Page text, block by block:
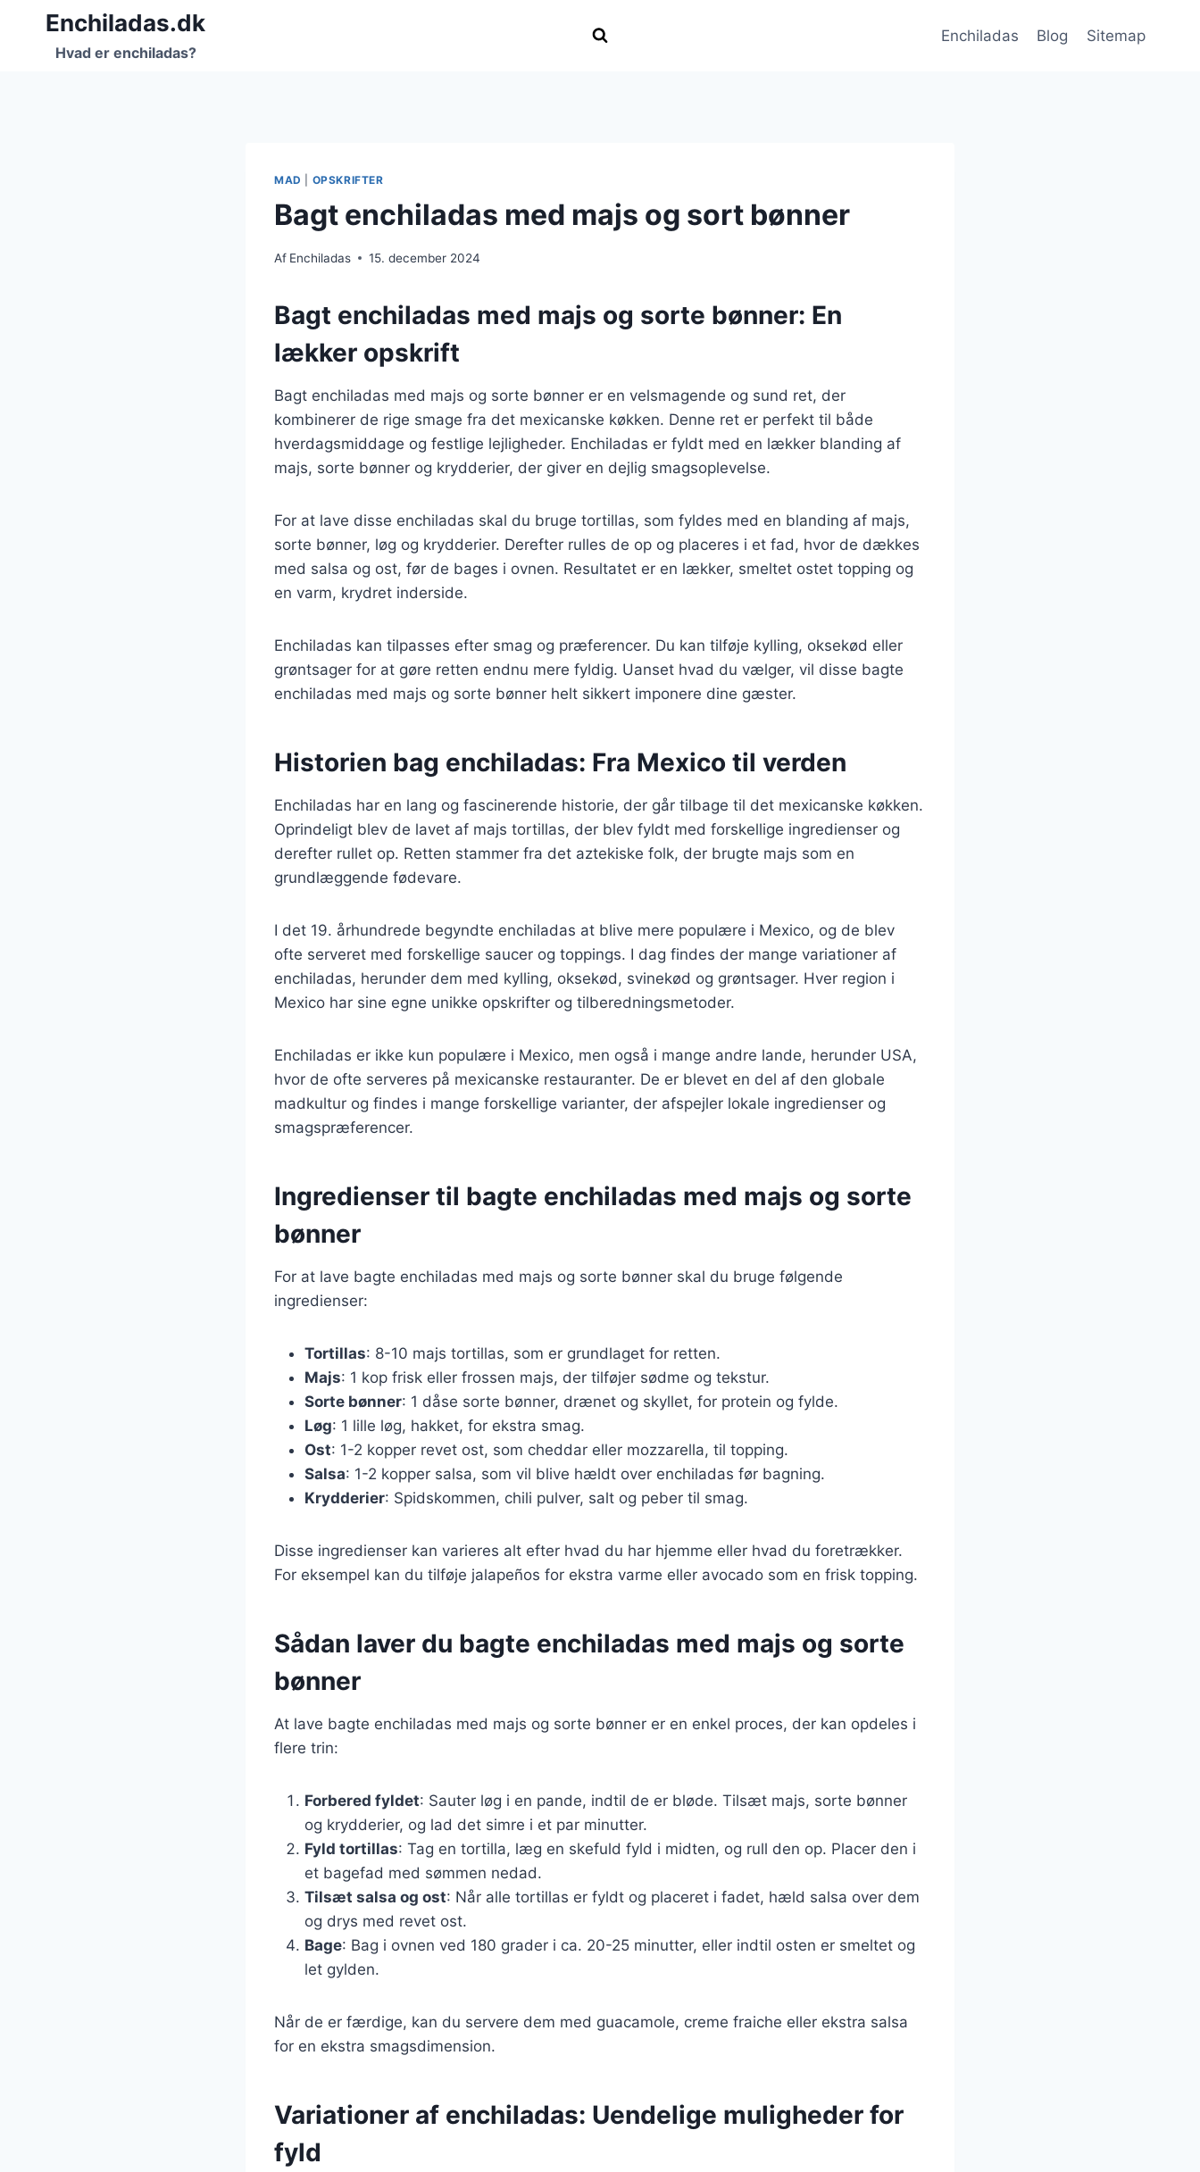
FortsætEnchiladas.dk
Hvad er enchiladas?
Enchiladas Blog Sitemap
MAD OPSKRIFTER
Bagt enchiladas med majs og sort bønner
Af Enchiladas 15. december 2024
Bagt enchiladas med majs og sorte bønner: En
lækker opskrift
Bagt enchiladas med majs og sorte bønner er en velsmagende og sund ret, der
kombinerer de rige smage fra det mexicanske køkken. Denne ret er perfekt til både
hverdagsmiddage og festlige lejligheder. Enchiladas er fyldt med en lækker blanding af
majs, sorte bønner og krydderier, der giver en dejlig smagsoplevelse.
For at lave disse enchiladas skal du bruge tortillas, som fyldes med en blanding af majs,
sorte bønner, løg og krydderier. Derefter rulles de op og placeres i et fad, hvor de dækkes
med salsa og ost, før de bages i ovnen. Resultatet er en lækker, smeltet ostet topping og
en varm, krydret inderside.
Enchiladas kan tilpasses efter smag og præferencer. Du kan tilføje kylling, oksekød eller
grøntsager for at gøre retten endnu mere fyldig. Uanset hvad du vælger, vil disse bagte
enchiladas med majs og sorte bønner helt sikkert imponere dine gæster.
Historien bag enchiladas: Fra Mexico til verden
Enchiladas har en lang og fascinerende historie, der går tilbage til det mexicanske køkken.
Oprindeligt blev de lavet af majs tortillas, der blev fyldt med forskellige ingredienser og
derefter rullet op. Retten stammer fra det aztekiske folk, der brugte majs som en
grundlæggende fødevare.
I det 19. århundrede begyndte enchiladas at blive mere populære i Mexico, og de blev
ofte serveret med forskellige saucer og toppings. I dag findes der mange variationer af
enchiladas, herunder dem med kylling, oksekød, svinekød og grøntsager. Hver region i
Mexico har sine egne unikke opskrifter og tilberedningsmetoder.
Enchiladas er ikke kun populære i Mexico, men også i mange andre lande, herunder USA,
hvor de ofte serveres på mexicanske restauranter. De er blevet en del af den globale
madkultur og findes i mange forskellige varianter, der afspejler lokale ingredienser og
smagspræferencer.
Ingredienser til bagte enchiladas med majs og sorte
bønner
For at lave bagte enchiladas med majs og sorte bønner skal du bruge følgende
ingredienser:
Tortillas: 8-10 majs tortillas, som er grundlaget for retten.
Majs: 1 kop frisk eller frossen majs, der tilføjer sødme og tekstur.
Sorte bønner: 1 dåse sorte bønner, drænet og skyllet, for protein og fylde.
Løg: 1 lille løg, hakket, for ekstra smag.
Ost: 1-2 kopper revet ost, som cheddar eller mozzarella, til topping.
Salsa: 1-2 kopper salsa, som vil blive hældt over enchiladas før bagning.
Krydderier: Spidskommen, chili pulver, salt og peber til smag.
Disse ingredienser kan varieres alt efter hvad du har hjemme eller hvad du foretrækker.
For eksempel kan du tilføje jalapeños for ekstra varme eller avocado som en frisk topping.
Sådan laver du bagte enchiladas med majs og sorte
bønner
At lave bagte enchiladas med majs og sorte bønner er en enkel proces, der kan opdeles i
flere trin:
Forbered fyldet: Sauter løg i en pande, indtil de er bløde. Tilsæt majs, sorte bønner
og krydderier, og lad det simre i et par minutter.
Fyld tortillas: Tag en tortilla, læg en skefuld fyld i midten, og rull den op. Placer den i
et bagefad med sømmen nedad.
Tilsæt salsa og ost: Når alle tortillas er fyldt og placeret i fadet, hæld salsa over dem
og drys med revet ost.
Bage: Bag i ovnen ved 180 grader i ca. 20-25 minutter, eller indtil osten er smeltet og
let gylden.
Når de er færdige, kan du servere dem med guacamole, creme fraiche eller ekstra salsa
for en ekstra smagsdimension.
Variationer af enchiladas: Uendelige muligheder for
fyld